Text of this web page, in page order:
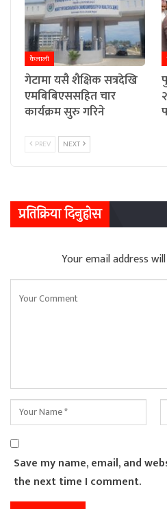
कैलाली
गेटामा यसै शैक्षिक सत्रदेखि
एमबिबिएससहित चार
कार्यक्रम सुरु गरिने
PREV NEXT
प्रतिक्रिया दिनुहोस
Your email address
Save my name, email, and
the next time I comment.